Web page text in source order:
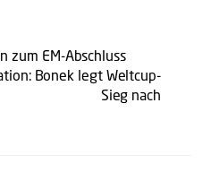
zum EM-Abschluss
Bonek legt Weltcup-
Sieg nach